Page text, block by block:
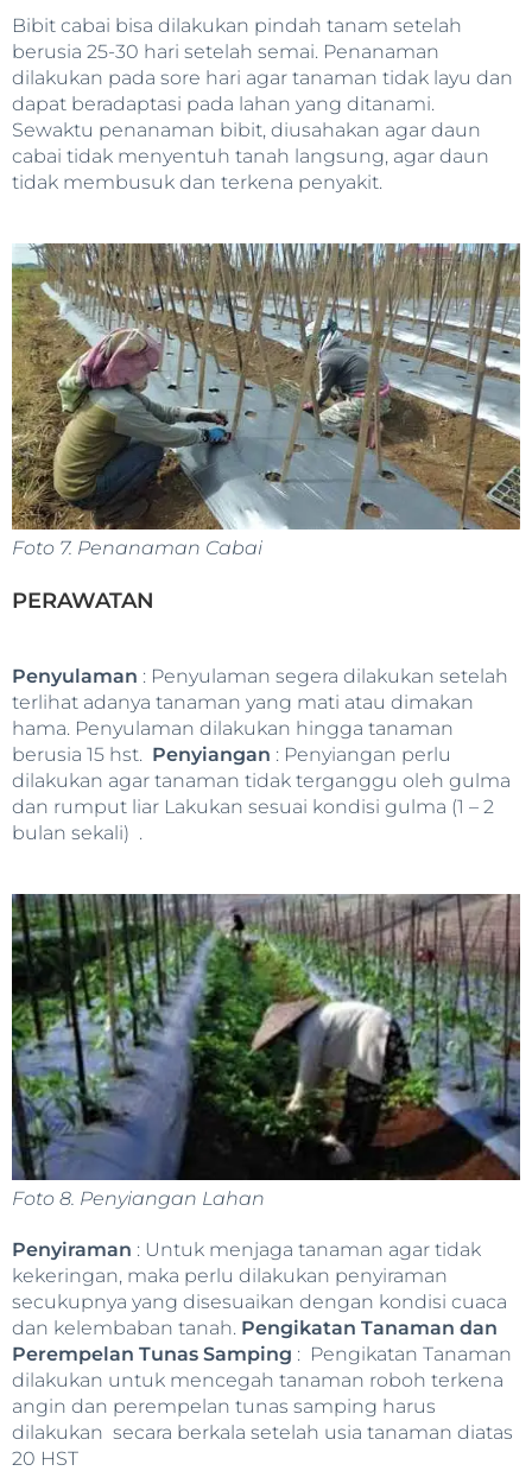
Bibit cabai bisa dilakukan pindah tanam setelah
berusia 25-30 hari setelah semai. Penanaman
dilakukan pada sore hari agar tanaman tidak layu dan
dapat beradaptasi pada lahan yang ditanami.
Sewaktu penanaman bibit, diusahakan agar daun
cabai tidak menyentuh tanah langsung, agar daun
tidak membusuk dan terkena penyakit.
Foto 7. Penanaman Cabai
PERAWATAN
Penyulaman : Penyulaman segera dilakukan setelah
terlihat adanya tanaman yang mati atau dimakan
hama. Penyulaman dilakukan hingga tanaman
berusia 15 hst. Penyiangan : Penyiangan perlu
dilakukan agar tanaman tidak terganggu oleh gulma
dan rumput liar Lakukan sesuai kondisi gulma (1 – 2
bulan sekali) .
Foto 8. Penyiangan Lahan
Penyiraman : Untuk menjaga tanaman agar tidak
kekeringan, maka perlu dilakukan penyiraman
secukupnya yang disesuaikan dengan kondisi cuaca
dan kelembaban tanah. Pengikatan Tanaman dan
Perempelan Tunas Samping : Pengikatan Tanaman
dilakukan untuk mencegah tanaman roboh terkena
angin dan perempelan tunas samping harus
dilakukan secara berkala setelah usia tanaman diatas
20 HST